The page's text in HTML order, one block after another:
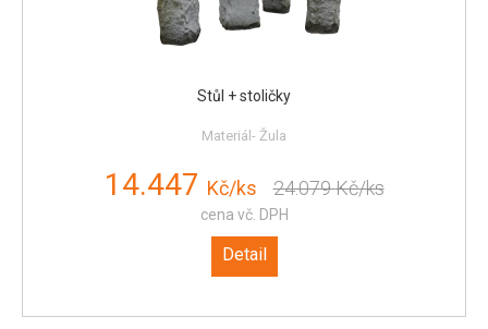
Stůl + stoličky
Materiál- Žula
14.447 Kč/ks 24.079Kč/ks
cena vč. DPH
Detail